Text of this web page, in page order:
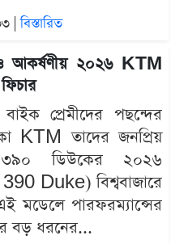
|বিস্তারিত
আকর্ষণীয় ২০২৬ KTM
বাইক প্রেমীদের পছন্দের
KTM তাদের জনপ্রিয়
ডিউকের ২০২৬
Duke) বিশ্ববাজারে
মডেলে পারফরম্যান্সের
বড় ধরনের...